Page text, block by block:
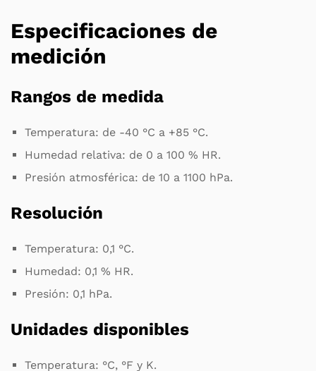
Especificaciones de
medición
Rangos de medida
Temperatura: de -40 °C a +85 °C.
Humedad relativa: de 0 a 100 % HR.
Presión atmosférica: de 10 a 1100 hPa.
Resolución
Temperatura: 0,1 °C.
Humedad: 0,1 % HR.
Presión: 0,1 hPa.
Unidades disponibles
Temperatura: °C, °F y K.